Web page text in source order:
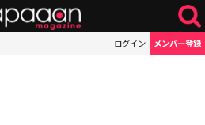
ログイン メンバー登録